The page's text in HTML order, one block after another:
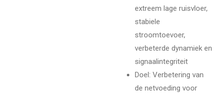
extreem lage ruisvloer,
stabiele
stroomtoevoer,
verbeterde dynamiek en
signaalintegriteit
Doel: Verbetering van
de netvoeding voor